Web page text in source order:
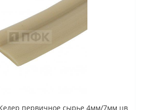
первичное сырье 4мм/7мм цв